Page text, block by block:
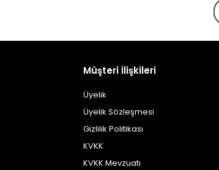
Müşteri İlişkileri
Üyelik
Üyelik Sözleşmesi
Gizlilik Politikası
KVKK
KVKK Mevzuatı